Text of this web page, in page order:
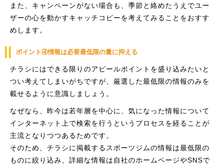
また、キャンペーンがない場合も、季節と絡めたうえでユー
ザーの心を動かすキャッチコピーを考えてみることをおすす
めします。
ポイント④情報は必要最低限の量に抑える
チラシにはできる限りのアピールポイントを盛り込みたいと
つい考えてしまいがちですが、厳選した最低限の情報のみを
載せるように意識しましょう。
なぜなら、昨今は若年層を中心に、気になった情報について
インターネット上で検索を行うというプロセスを経ることが
主流となりつつあるためです。
そのため、チラシに掲載するスポーツジムの情報は最低限の
ものに絞り込み、詳細な情報は自社のホームページやSNSで